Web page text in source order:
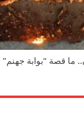
قصة “بوابة جهنم”